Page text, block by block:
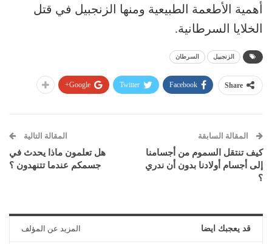
أهمية الأطعمة الطبيعية ومنها الزنجبيل في قتل
الخلايا السرطانية.
الزنجبيل السرطان
Share
Facebook
Twitter
Google+
المقالة السابقة
كيف تنتقل السموم من أجسامنا
إلى أجسام أولادنا بدون أن ندري
؟
المقالة التالية
هل تعلمون ماذا يحدث في
جسمكم عندما تتنهدون ؟
قد يعجبك ايضا المزيد عن المؤلف